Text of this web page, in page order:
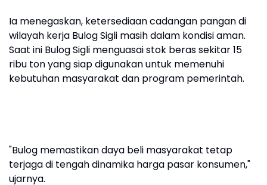
Ia menegaskan, ketersediaan cadangan pangan di
wilayah kerja Bulog Sigli masih dalam kondisi aman.
Saat ini Bulog Sigli menguasai stok beras sekitar 15
ribu ton yang siap digunakan untuk memenuhi
kebutuhan masyarakat dan program pemerintah.
"Bulog memastikan daya beli masyarakat tetap
terjaga di tengah dinamika harga pasar konsumen,"
ujarnya.